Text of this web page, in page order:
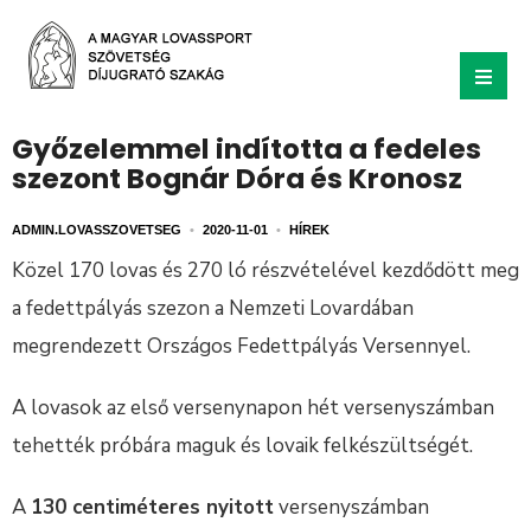
Győzelemmel indította a fedeles
szezont Bognár Dóra és Kronosz
ADMIN.LOVASSZOVETSEG • 2020-11-01 • HÍREK
Közel 170 lovas és 270 ló részvételével kezdődött meg
a fedettpályás szezon a Nemzeti Lovardában
megrendezett Országos Fedettpályás Versennyel.
A lovasok az első versenynapon hét versenyszámban
tehették próbára maguk és lovaik felkészültségét.
A 130 centiméteres nyitottversenyszámban